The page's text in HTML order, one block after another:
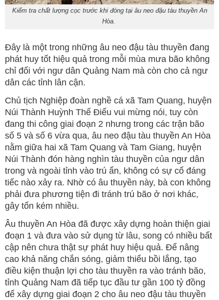
Kiểm tra chất lượng cọc trước khi đóng tại âu neo đậu tàu thuyền An
Hòa.
Đây là một trong những âu neo đậu tàu thuyền đang
phát huy tốt hiệu quả trong mỗi mùa mưa bão không
chỉ đối với ngư dân Quảng Nam mà còn cho cả ngư
dân các tỉnh lân cận.
Chủ tịch Nghiệp đoàn nghề cá xã Tam Quang, huyện
Núi Thành Huỳnh Thế Điểu vui mừng nói, tuy còn
đang thi công giai đoạn 2 nhưng trong các trận bão
số 5 và số 6 vừa qua, âu neo đậu tàu thuyền An Hòa
nằm giữa hai xã Tam Quang và Tam Giang, huyện
Núi Thành đón hàng nghìn tàu thuyền của ngư dân
trong và ngoài tỉnh vào trú ẩn, không có sự cố đáng
tiếc nào xảy ra. Nhờ có âu thuyền này, bà con không
phải đưa phương tiện đi tránh trú bão ở nơi khác,
gây tốn kém nhiều.
Âu thuyền An Hòa đã được xây dựng hoàn thiện giai
đoạn 1 và đưa vào sử dụng từ lâu, song có nhiều bất
cập nên chưa thật sự phát huy hiệu quả. Để nâng
cao khả năng chắn sóng, giảm thiểu bồi lắng, tạo
điều kiện thuận lợi cho tàu thuyền ra vào tránh bão,
tỉnh Quảng Nam đã tiếp tục đầu tư gần 100 tỷ đồng
để xây dựng giai đoạn 2 cho âu neo đậu tàu thuyền